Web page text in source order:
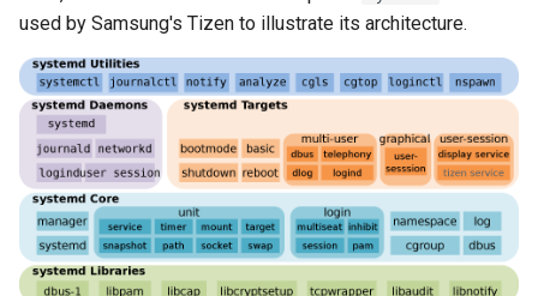
used by Samsung's Tizen to illustrate its architecture.